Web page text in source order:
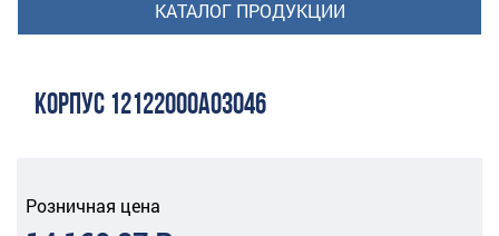
КОРПУС 12122000A03046
Розничная цена